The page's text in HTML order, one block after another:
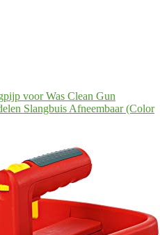
voor Was Clean Gun
Slangbuis Afneembaar (Color